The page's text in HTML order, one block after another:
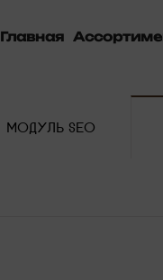
Главная
МОДУЛЬ SEO